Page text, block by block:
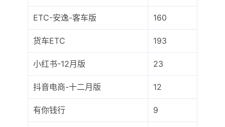
ETC-安逸-客车版 160
货车ETC 193
小红书-12月版 23
抖音电商-十二月版 12
有你钱行 9